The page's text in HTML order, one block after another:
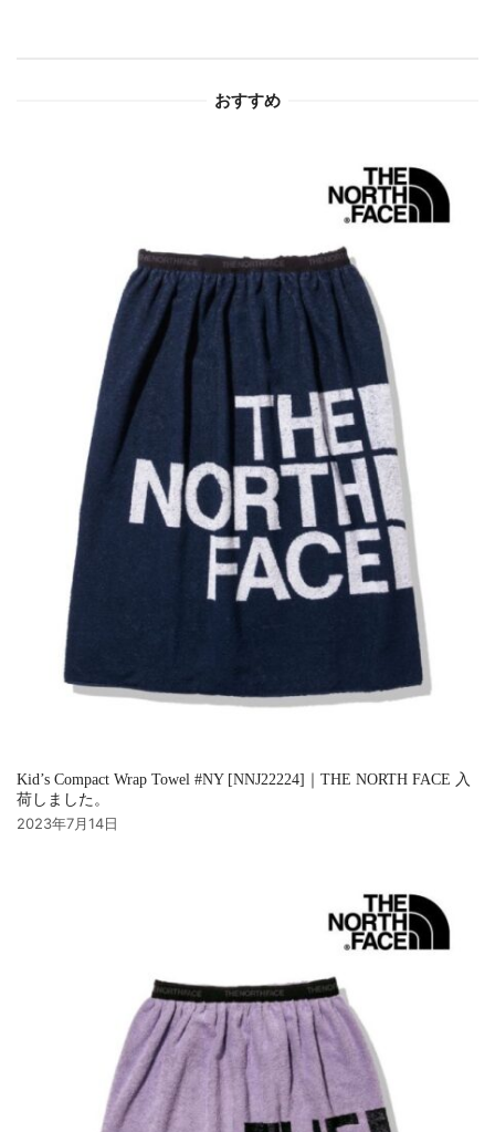
おすすめ
Kid’s Compact Wrap Towel #NY [NNJ22224]｜THE NORTH FACE 入
荷しました。
2023年7月14日